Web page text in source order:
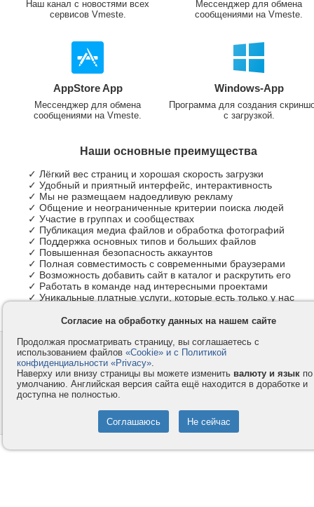
Наш канал с новостями всех
сервисов Vmeste.
Мессенджер для обмена
сообщениями на Vmeste.
AppStore App
Мессенджер для обмена
сообщениями на Vmeste.
Windows-App
Программа для создания
с загрузкой.
Наши основные преимущества
✓ Лёгкий вес страниц и хорошая скорость загрузки
✓ Удобный и приятный интерфейс, интерактивность
✓ Мы не размещаем надоедливую рекламу
✓ Общение и неограниченные критерии поиска людей
✓ Участие в группах и сообществах
✓ Публикация медиа файлов и обработка фотографий
✓ Поддержка основных типов и больших файлов
✓ Повышенная безопасность аккаунтов
✓ Полная совместимость с современными браузерами
✓ Возможность добавить сайт в каталог и раскрутить его
✓ Работать в команде над интересными проектами
✓ Уникальные платные услуги, которые есть только у нас
Контакты
Компания
Privacy и Cookie
Услуги
Как оплатить
Помощь
© 2008-2026
- Все права защищены.
Согласие на обработку данных на нашем сайте
Продолжая просматривать страницу, вы соглашаетесь с
использованием файлов «Cookie» и с Политикой
конфиденциальности «Privacy».
Наверху или внизу страницы вы можете изменить валюту и язык по
умолчанию. Английская версия сайта ещё находится в доработке и
доступна не полностью.